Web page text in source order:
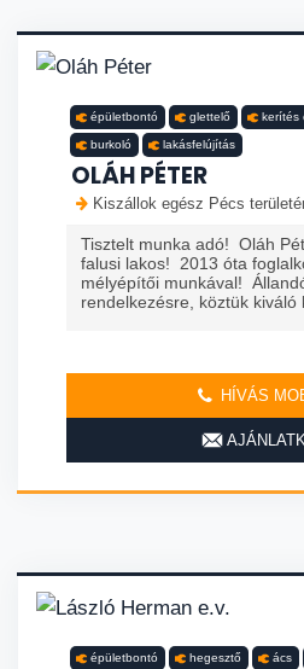
épületbontó glettelő kerítés
burkoló lakásfelújítás
OLÁH PÉTER
Kiszállok egész Pécs
Tisztelt munka adó! Oláh
falusi lakos! 2013 óta
mélyépítői munkával!
rendelkezésre, köztük kiváló
HÍVÁS
épületbontó hegesztő ács